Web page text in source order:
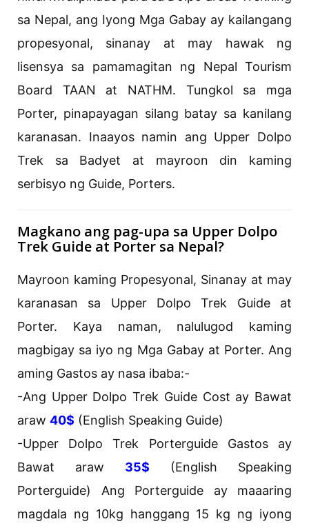
sa Nepal, ang Iyong Mga Gabay ay kailangang
propesyonal, sinanay at may hawak ng
lisensya sa pamamagitan ng Nepal Tourism
Board TAAN at NATHM. Tungkol sa mga
Porter, pinapayagan silang batay sa kanilang
karanasan. Inaayos namin ang Upper Dolpo
Trek sa Badyet at mayroon din kaming
serbisyo ng Guide, Porters.
Magkano ang pag-upa sa Upper Dolpo
Trek Guide at Porter sa Nepal?
Mayroon kaming Propesyonal, Sinanay at may
karanasan sa Upper Dolpo Trek Guide at
Porter. Kaya naman, nalulugod kaming
magbigay sa iyo ng Mga Gabay at Porter. Ang
aming Gastos ay nasa ibaba:-
-Ang Upper Dolpo Trek Guide Cost ay Bawat
araw 40$ (English Speaking Guide)
-Upper Dolpo Trek Porterguide Gastos ay
Bawat araw 35$ (English Speaking
Porterguide) Ang Porterguide ay maaaring
magdala ng 10kg hanggang 15 kg ng iyong